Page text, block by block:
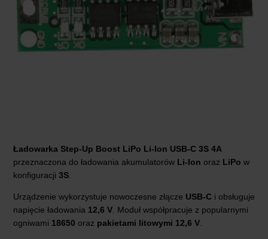
Ładowarka Step-Up Boost LiPo Li-Ion USB-C 3S 4A
przeznaczona do ładowania akumulatorów Li-Ion oraz LiPo w
konfiguracji 3S
Urządzenie wykorzystuje nowoczesne złącze USB-C i obsługuje
napięcie ładowania 12,6 V . Moduł współpracuje z popularnymi
ogniwami 18650 oraz pakietami litowymi 12,6 V